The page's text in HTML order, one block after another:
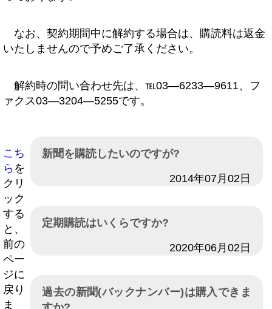
なお、契約期間中に解約する場合は、購読料は返金
いたしませんので予めご了承ください。
解約時の問い合わせ先は、℡03―6233―9611、フ
ァクス03―3204―5255です。
新聞を購読したいのですが?
2014年07月02日
定期購読はいくらですか?
2020年06月02日
過去の新聞(バックナンバー)は購入できま
こち
ら を
クリ
ック
する
と、
前の
ペー
ジに
戻り
ま